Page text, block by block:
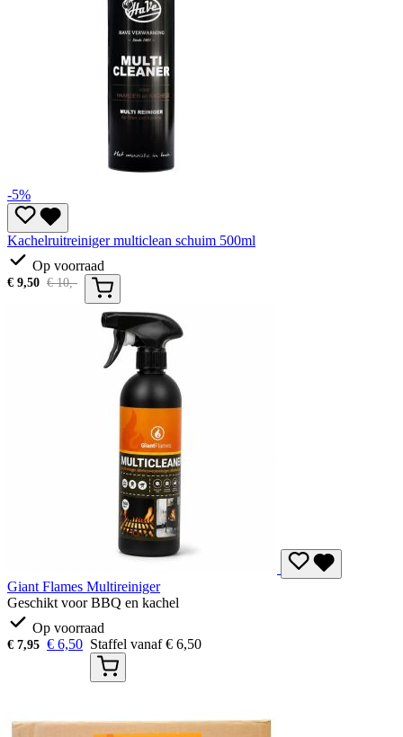
-5%
Kachelruitreiniger multiclean schuim 500ml
Op voorraad
€ 9,50 €10,-
Giant Flames Multireiniger
Geschikt voor BBQ en kachel
Op voorraad
€ 7,95 € 6,50 Staffel vanaf€ 6,50